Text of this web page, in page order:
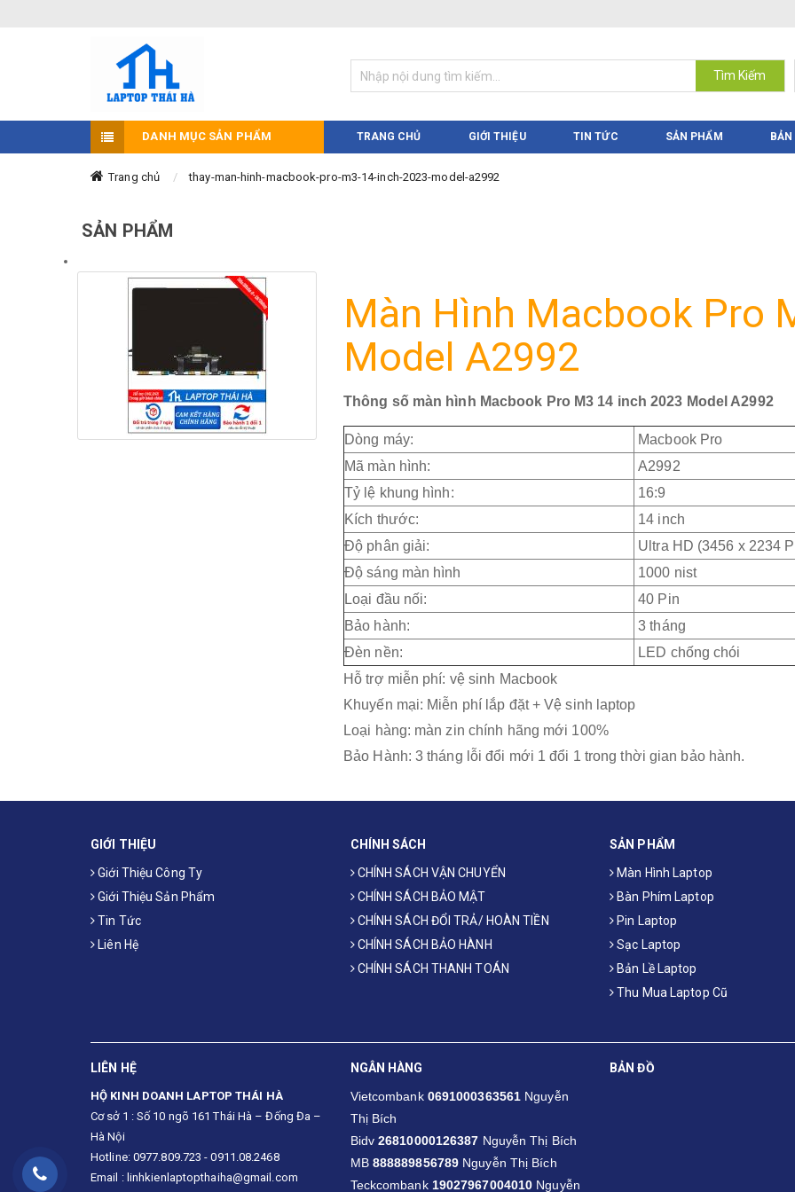
Tìm Kiếm
DANH MỤC SẢN PHẨM TRANG CHỦ GIỚI THIỆU TIN TỨC SẢN PHẨM
Trang chủ thay-man-hinh-macbook-pro-m3-14-inch-2023-model-a2992
SẢN PHẨM
Màn Hình Macbook Pro
Model A2992
Thông số màn hình Macbook Pro M3 14 inch 2023 Model A2992
Dòng máy:
Macbook Pro
Mã màn hình:
A2992
Tỷ lệ khung hình:
16:9
Kích thước:
14 inch
Độ phân giải:
Ultra HD (3456 x 2234
Độ sáng màn hình
1000 nist
Loại đầu nối:
40 Pin
Bảo hành:
3 tháng
Đèn nền:
LED chống chói
Hỗ trợ miễn phí: vệ sinh Macbook
Khuyến mại: Miễn phí lắp đặt + Vệ sinh laptop
Loại hàng: màn zin chính hãng mới 100%
Bảo Hành: 3 tháng lỗi đổi mới 1 đổi 1 trong thời gian bảo hành.
GIỚI THIỆU
Giới Thiệu Công Ty
Giới Thiệu Sản Phẩm
Tin Tức
Liên Hệ
CHÍNH SÁCH
CHÍNH SÁCH VẬN CHUYỂN
CHÍNH SÁCH BẢO MẬT
CHÍNH SÁCH ĐỔI TRẢ/ HOÀN TIỀN
CHÍNH SÁCH BẢO HÀNH
CHÍNH SÁCH THANH TOÁN
SẢN PHẨM
Màn Hình Laptop
Bàn Phím Laptop
Pin Laptop
Sạc Laptop
Bản Lề Laptop
Thu Mua Laptop Cũ
LIÊN HỆ
HỘ KINH DOANH LAPTOP THÁI HÀ
Cơ sở 1 : Số 10 ngõ 161 Thái Hà – Đống Đa –
Hà Nội
Hotline: 0977.809.723 - 0911.08.2468
Email : linhkienlaptopthaiha@gmail.com
NGÂN HÀNG
Vietcombank 0691000363561 Nguyễn
Thị Bích
Bidv 26810000126387 Nguyễn Thị Bích
MB 888889856789 Nguyễn Thị Bích
Teckcombank 19027967004010 Nguyễn
BẢN ĐỒ